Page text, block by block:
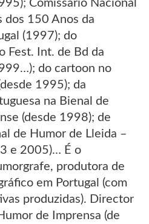
Comissário Nacional
dos 150 Anos da
(1997); do
Fest. Int. de Bd da
do cartoon no
1995); da
na Bienal de
(desde 1998); de
de Humor de Lleida –
e 2005)… É o
produtora de
em Portugal (com
produzidas). Director
de Imprensa (de